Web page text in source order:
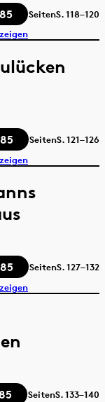
SeitenS.118–120
SeitenS.121–126
SeitenS.127–132
SeitenS.133–140